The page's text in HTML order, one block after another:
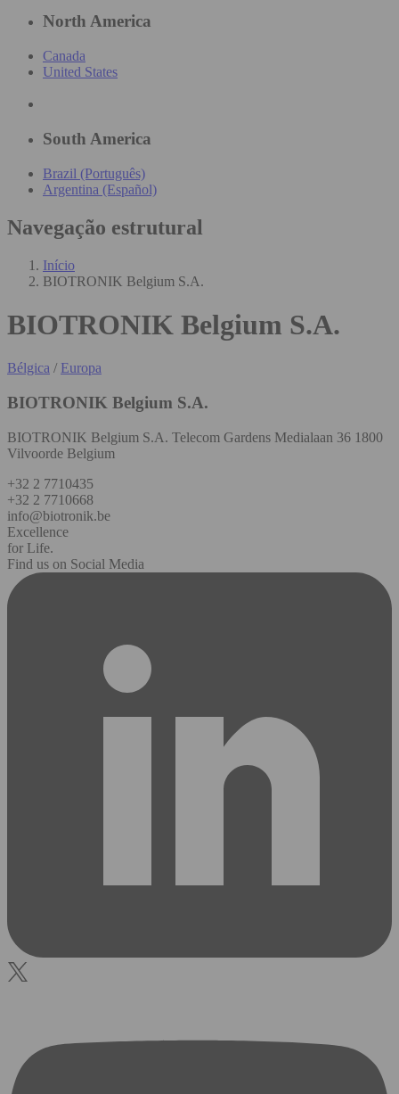
North America
Canada
United States
South America
Brazil (Português)
Argentina (Español)
Navegação estrutural
Início
BIOTRONIK Belgium S.A.
BIOTRONIK Belgium S.A.
Bélgica / Europa
BIOTRONIK Belgium S.A.
BIOTRONIK Belgium S.A. Telecom Gardens Medialaan 36 1800
Vilvoorde Belgium
+32 2 7710435
+32 2 7710668
info@biotronik.be
Excellence
for Life.
Find us on Social Media